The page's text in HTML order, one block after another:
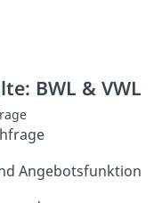
BWL & VWL
Angebotsfunktion